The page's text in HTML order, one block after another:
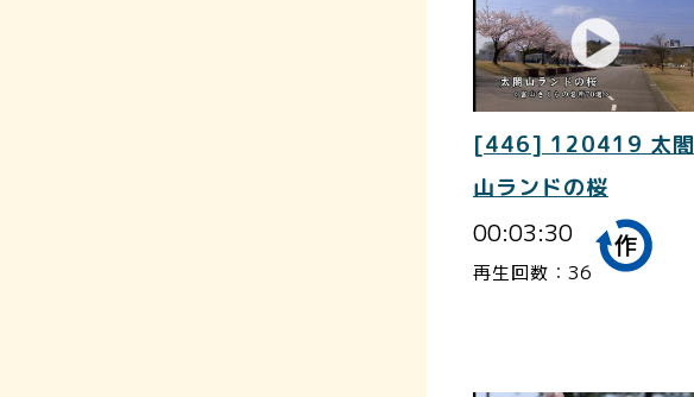
[446] 120419 太閤
山ランドの桜
00:03:30
再生回数：36